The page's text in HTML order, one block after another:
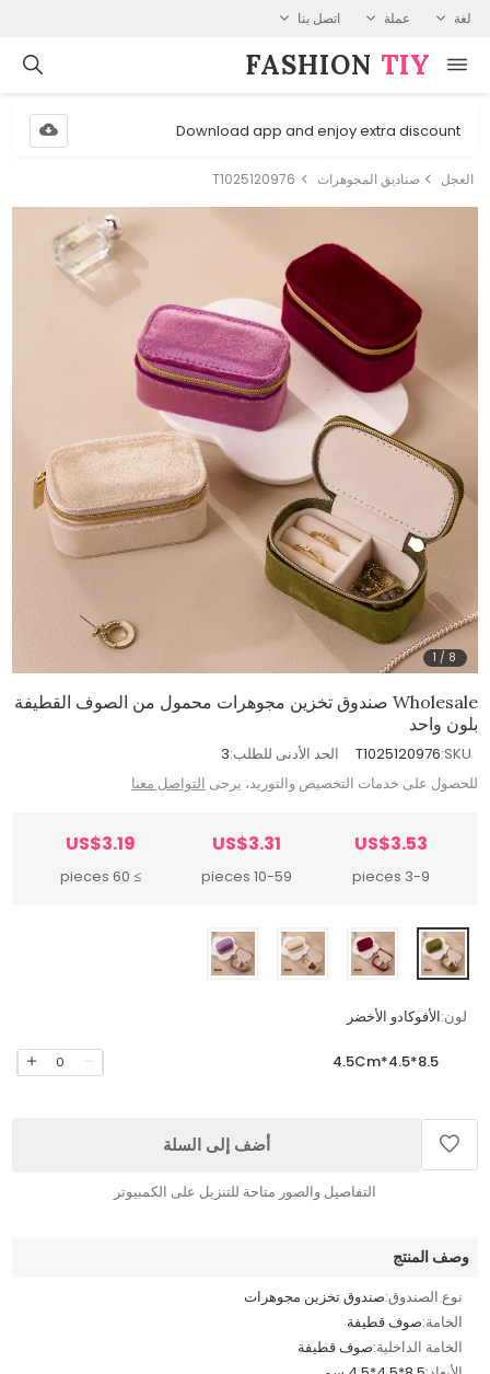
لغة عملة اتصل بنا
FASHION⁠ TIY
Download app and enjoy extra discount
العجل صناديق المجوهرات T1025120976
1 / 8
Wholesale صندوق تخزين مجوهرات محمول من الصوف القطيفة
بلون واحد
SKU:
T1025120976 الحد الأدنى للطلب:3
للحصول على خدمات التخصيص والتوريد، يرجى التواصل معنا
US$3.53
3-9 pieces
US$3.31
10-59 pieces
US$3.19
≥ 60 pieces
لون:الأفوكادو الأخضر
8.5*4.5*4.5Cm
0
أضف إلى السلة
التفاصيل والصور متاحة للتنزيل على الكمبيوتر
وصف المنتج
نوع الصندوق:صندوق تخزين مجوهرات
الخامة:صوف قطيفة
الخامة الداخلية:صوف قطيفة